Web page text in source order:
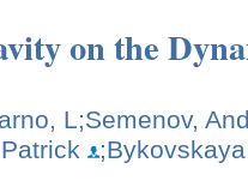
on the
L;Semenov,